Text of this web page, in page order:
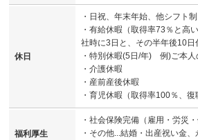
休日
・日祝、年末年始、他シフト制
・有給休暇（取得率73％と高
社時に3日と、その半年後10日
・特別休暇(5日/年) 例)ご本人
・介護休暇
・産前産後休暇
・育児休暇（取得率100％、復
福利厚生
・社会保険完備（雇用・労災
・その他...結婚・出産祝い金